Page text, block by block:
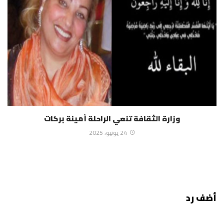
وزارة الثقافة تنعي الراحلة أمينة بركات
24 يونيو، 2025
أضف رد